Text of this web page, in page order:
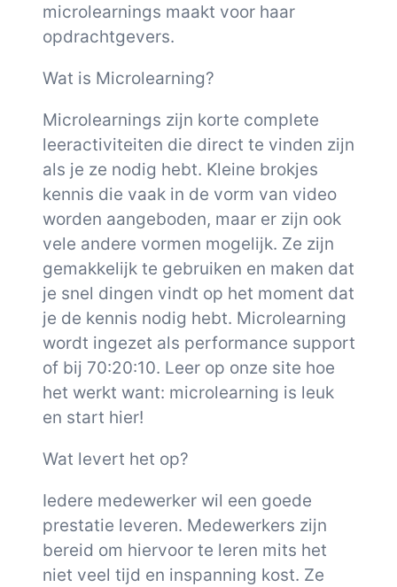
microlearnings maakt voor haar
opdrachtgevers.
Wat is Microlearning?
Microlearnings zijn korte complete
leeractiviteiten die direct te vinden zijn
als je ze nodig hebt. Kleine brokjes
kennis die vaak in de vorm van video
worden aangeboden, maar er zijn ook
vele andere vormen mogelijk. Ze zijn
gemakkelijk te gebruiken en maken dat
je snel dingen vindt op het moment dat
je de kennis nodig hebt. Microlearning
wordt ingezet als performance support
of bij 70:20:10. Leer op onze site hoe
het werkt want: microlearning is leuk
en start hier!
Wat levert het op?
Iedere medewerker wil een goede
prestatie leveren. Medewerkers zijn
bereid om hiervoor te leren mits het
niet veel tijd en inspanning kost. Ze